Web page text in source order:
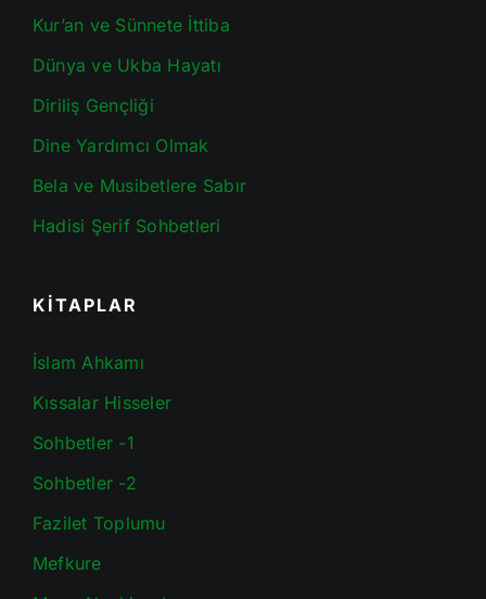
Kur’an ve Sünnete İttiba
Dünya ve Ukba Hayatı
Diriliş Gençliği
Dine Yardımcı Olmak
Bela ve Musibetlere Sabır
Hadisi Şerif Sohbetleri
KİTAPLAR
İslam Ahkamı
Kıssalar Hisseler
Sohbetler -1
Sohbetler -2
Fazilet Toplumu
Mefkure